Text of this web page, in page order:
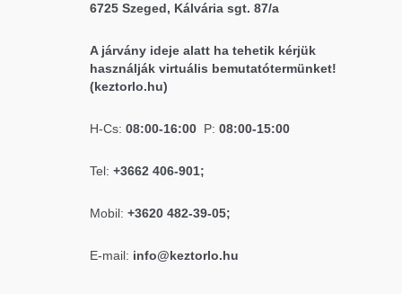
6725 Szeged, Kálvária sgt. 87/a
A járvány ideje alatt ha tehetik kérjük
használják virtuális bemutatótermünket!
(keztorlo.hu)
H-Cs: 08:00-16:00 P: 08:00-15:00
Tel: +3662 406-901;
Mobil: +3620 482-39-05;
E-mail: info@keztorlo.hu